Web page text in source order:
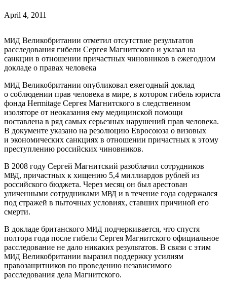
April 4, 2011
МИД Великобритании отметил отсутствие результатов
расследования гибели Сергея Магнитского и указал на
санкции в отношении причастных чиновников в ежегодном
докладе о правах человека
МИД Великобритании опубликовал ежегодный доклад
о соблюдении прав человека в мире, в котором гибель юриста
фонда Her­mitage Сергея Магнитского в следственном
изоляторе от неоказания ему медицинской помощи
поставлена в ряд самых серьезных нарушений прав человека.
В документе указано на резолюцию Евросоюза о визовых
и экономических санкциях в отношении причастных к этому
преступлению российских чиновников.
В 2008 году Сергей Магнитский разоблачил сотрудников
МВД, причастных к хищению 5,4 миллиардов рублей из
российского бюджета. Через месяц он был арестован
уличенными сотрудниками МВД и в течение года содержался
под стражей в пыточных условиях, ставших причиной его
смерти.
В докладе британского МИД подчеркивается, что спустя
полтора года после гибели Сергея Магнитского официальное
расследование не дало никаких результатов. В связи с этим
МИД Великобритании выразил поддержку усилиям
правозащитников по проведению независимого
расследования дела Магнитского.